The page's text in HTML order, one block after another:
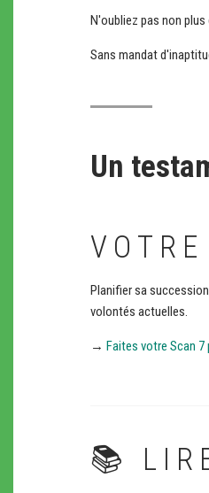
N'oubliez pas non
Sans mandat
Un
Planifier sa
volontés actuelles.
→ Faites votre Scan 7
📚